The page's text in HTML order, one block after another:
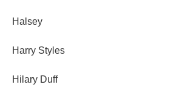
Halsey
Harry Styles
Hilary Duff